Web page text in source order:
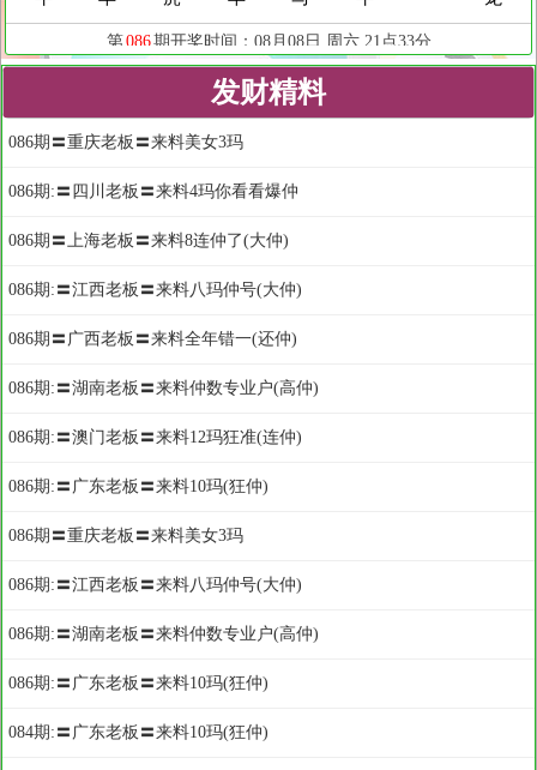
发财精料
086期〓重庆老板〓来料美女3玛
086期:〓四川老板〓来料4玛你看看爆仲
086期〓上海老板〓来料8连仲了(大仲)
086期:〓江西老板〓来料八玛仲号(大仲)
086期〓广西老板〓来料全年错一(还仲)
086期:〓湖南老板〓来料仲数专业户(高仲)
086期:〓澳门老板〓来料12玛狂准(连仲)
086期:〓广东老板〓来料10玛(狂仲)
086期〓重庆老板〓来料美女3玛
086期:〓江西老板〓来料八玛仲号(大仲)
086期:〓湖南老板〓来料仲数专业户(高仲)
086期:〓广东老板〓来料10玛(狂仲)
084期:〓广东老板〓来料10玛(狂仲)